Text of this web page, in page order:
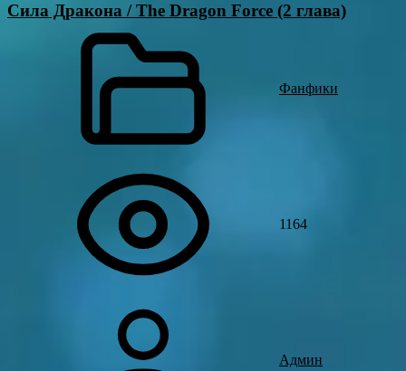
Сила Дракона / The Dragon Force (2 глава)
Фанфики
1164
Админ